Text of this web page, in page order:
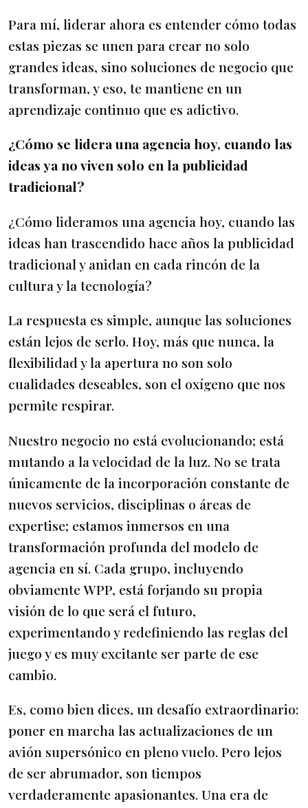
Para mí, liderar ahora es entender cómo todas
estas piezas se unen para crear no solo
grandes ideas, sino soluciones de negocio que
transforman, y eso, te mantiene en un
aprendizaje continuo que es adictivo.
¿Cómo se lidera una agencia hoy, cuando las
ideas ya no viven solo en la publicidad
tradicional?
¿Cómo lideramos una agencia hoy, cuando las
ideas han trascendido hace años la publicidad
tradicional y anidan en cada rincón de la
cultura y la tecnología?
La respuesta es simple, aunque las soluciones
están lejos de serlo. Hoy, más que nunca, la
flexibilidad y la apertura no son solo
cualidades deseables, son el oxígeno que nos
permite respirar.
Nuestro negocio no está evolucionando; está
mutando a la velocidad de la luz. No se trata
únicamente de la incorporación constante de
nuevos servicios, disciplinas o áreas de
expertise; estamos inmersos en una
transformación profunda del modelo de
agencia en sí. Cada grupo, incluyendo
obviamente WPP, está forjando su propia
visión de lo que será el futuro,
experimentando y redefiniendo las reglas del
juego y es muy excitante ser parte de ese
cambio.
Es, como bien dices, un desafío extraordinario:
poner en marcha las actualizaciones de un
avión supersónico en pleno vuelo. Pero lejos
de ser abrumador, son tiempos
verdaderamente apasionantes. Una era de